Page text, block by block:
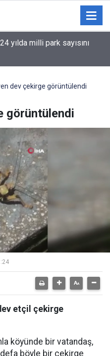
yılda milli park sayısını
dev çekirge görüntülendi
görüntülendi
etçil çekirge
köyünde bir vatandaş,
böyle bir çekirge